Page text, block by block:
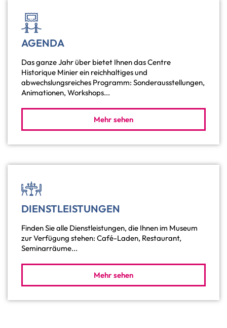
AGENDA
Das ganze Jahr über bietet Ihnen das Centre
Historique Minier ein reichhaltiges und
abwechslungsreiches Programm: Sonderausstellungen,
Animationen, Workshops...
Mehr sehen
DIENSTLEISTUNGEN
Finden Sie alle Dienstleistungen, die Ihnen im Museum
zur Verfügung stehen: Café-Laden, Restaurant,
Seminarräume...
Mehr sehen